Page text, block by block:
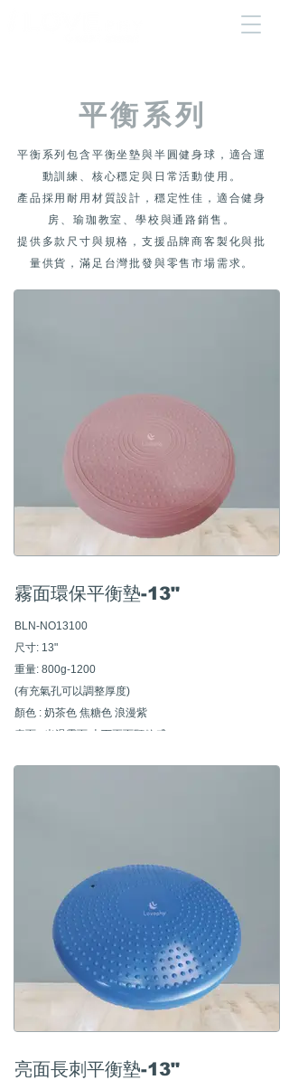
​平衡系列
平衡系列包含平衡坐墊與半圓健身球，適合運
動訓練、核心穩定與日常活動使用。
產品採用耐用材質設計，穩定性佳，適合健身
房、瑜珈教室、學校與通路銷售。
提供多款尺寸與規格，支援品牌商客製化與批
量供貨，滿足台灣批發與零售市場需求。
霧面環保平衡墊-13"
BLN-NO13100
尺寸: 13"
重量: 800g-1200
(有充氣孔可以調整厚度)
顏色 : 奶茶色 焦糖色 浪漫紫
表面 : 光滑霧面 上下兩面顆粒感
亮面長刺平衡墊-13"